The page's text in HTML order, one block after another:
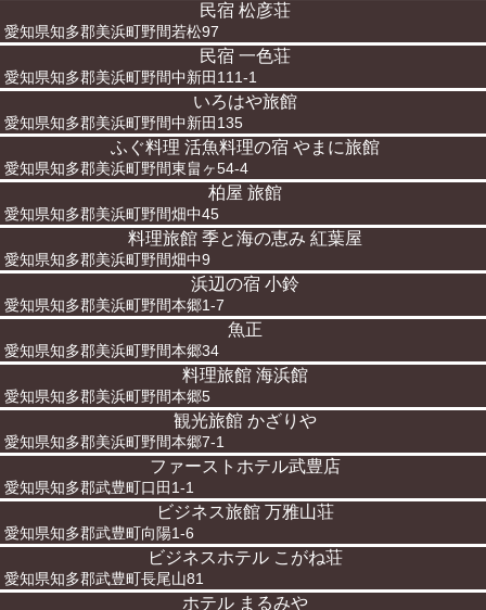
民宿 松彦荘
愛知県知多郡美浜町野間若松97
民宿 一色荘
愛知県知多郡美浜町野間中新田111-1
いろはや旅館
愛知県知多郡美浜町野間中新田135
ふぐ料理 活魚料理の宿 やまに旅館
愛知県知多郡美浜町野間東畠ヶ54-4
柏屋 旅館
愛知県知多郡美浜町野間畑中45
料理旅館 季と海の恵み 紅葉屋
愛知県知多郡美浜町野間畑中9
浜辺の宿 小鈴
愛知県知多郡美浜町野間本郷1-7
魚正
愛知県知多郡美浜町野間本郷34
料理旅館 海浜館
愛知県知多郡美浜町野間本郷5
観光旅館 かざりや
愛知県知多郡美浜町野間本郷7-1
ファーストホテル武豊店
愛知県知多郡武豊町口田1-1
ビジネス旅館 万雅山荘
愛知県知多郡武豊町向陽1-6
ビジネスホテル こがね荘
愛知県知多郡武豊町長尾山81
ホテル まるみや